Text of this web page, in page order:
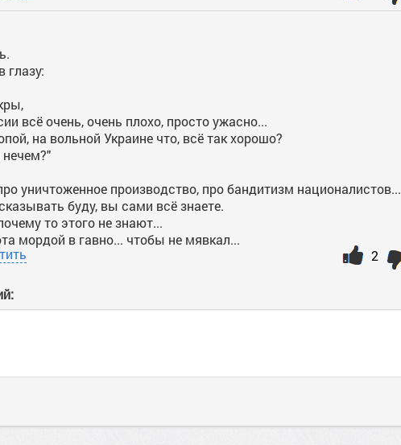
глазу:
всё очень, очень плохо, просто ужасно...
на вольной Украине что, всё так хорошо?
уничтоженное производство, про бандитизм националистов...
буду, вы сами всё знаете.
то этого не знают...
мордой в гавно... чтобы не мявкал...
2